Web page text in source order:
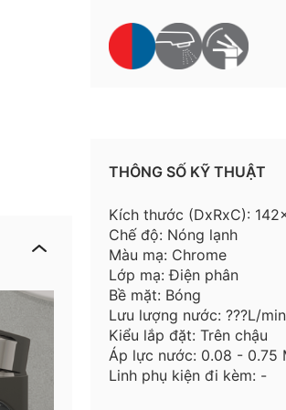
THÔNG SỐ KỸ THUẬT
Kích thước (DxRxC):
Chế độ: Nóng lạnh
Màu mạ: Chrome
Lớp mạ: Điện phân
Bề mặt: Bóng
Lưu lượng nước: ???L/min
Kiểu lắp đặt: Trên chậu
Áp lực nước: 0.08 - 0.75
Linh phụ kiện đi kèm: -